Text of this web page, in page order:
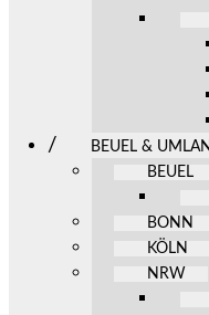
BEUEL &
BEUEL
BONN
KÖLN
NRW